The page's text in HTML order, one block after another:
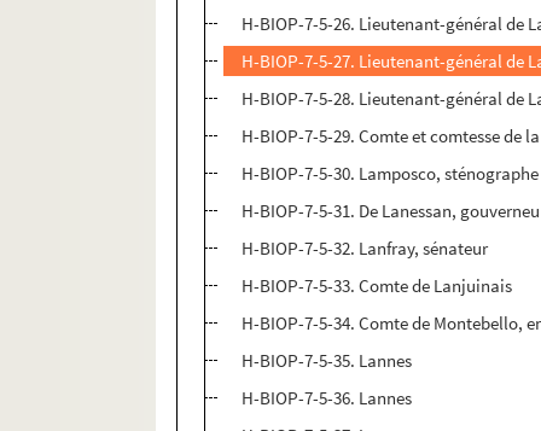
H-BIOP-7-5-26. Lieutenant-général de
H-BIOP-7-5-27. Lieutenant-général de
H-BIOP-7-5-28. Lieutenant-général de
H-BIOP-7-5-29. Comte et comtesse de
H-BIOP-7-5-30. Lamposco,
H-BIOP-7-5-31. De Lanessan,
H-BIOP-7-5-32. Lanfray, sénateur
H-BIOP-7-5-33. Comte de Lanjuinais
H-BIOP-7-5-34. Comte de Montebello,
H-BIOP-7-5-35. Lannes
H-BIOP-7-5-36. Lannes